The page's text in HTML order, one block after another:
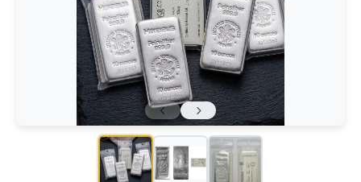
Bars or Coins? Minted or Cast Bars? Brands?? - 23 Apr
Silver’s ‘great rotation’: Tech selloff to fuel rush into
precious metals, says Jen Bawden (Kitco - 20 May)
Gold and silver’s historic rally could resume ‘as fog of war
lifts’ (CNBC 7 May)
Central banks ‘scoop up a load’ of gold in bumpy first
quarter - Bloomberg (Yahoo 29 Apr)